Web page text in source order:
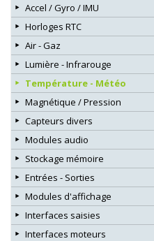
Accel / Gyro / IMU
Horloges RTC
Air - Gaz
Lumière - Infrarouge
Température - Météo
Magnétique / Pression
Capteurs divers
Modules audio
Stockage mémoire
Entrées - Sorties
Modules d'affichage
Interfaces saisies
Interfaces moteurs